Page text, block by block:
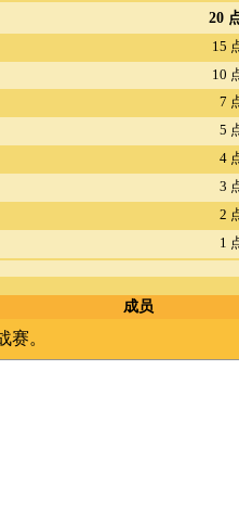
20
15
10
7
5
4
3
2
1
成员
赛。